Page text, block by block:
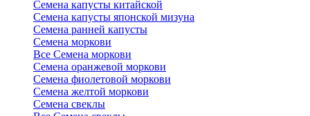
Семена капусты китайской
Семена капусты японской мизуна
Семена ранней капусты
Семена моркови
Все Семена моркови
Семена оранжевой моркови
Семена фиолетовой моркови
Семена желтой моркови
Семена свеклы